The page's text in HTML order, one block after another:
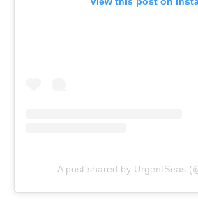
A post shared by UrgentSeas